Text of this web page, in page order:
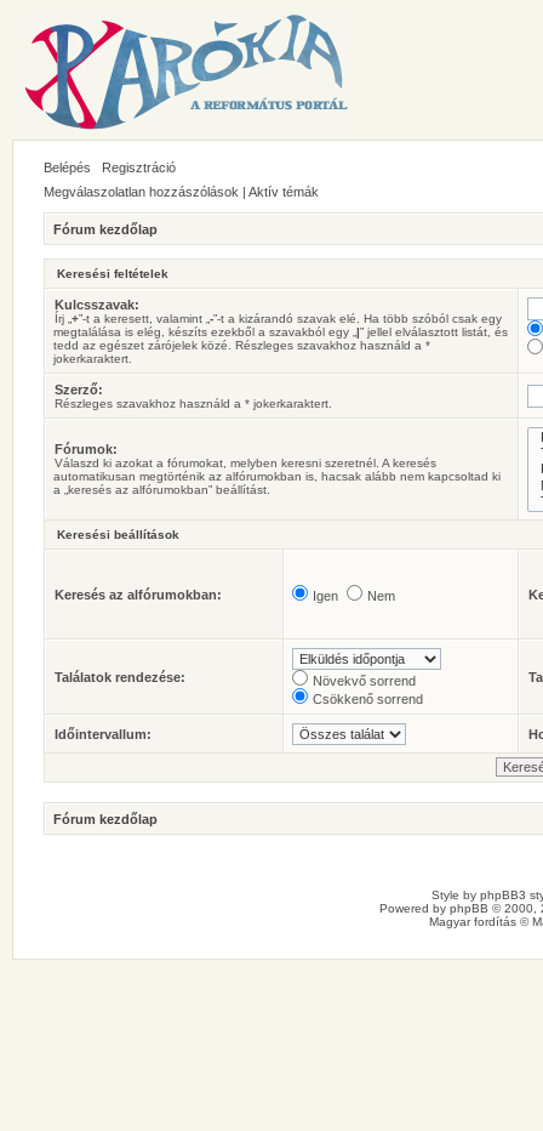
Belépés
Regisztráció
Megválaszolatlan hozzászólások | Aktív témák
Fórum kezdőlap
Keresési feltételek
Kulcsszavak:
Írj „ +”-t a keresett, valamint „ -”-t a kizárandó szavak elé. Ha több szóból csak egy
megtalálása is elég, készíts ezekből a szavakból egy „ |” jellel elválasztott listát, és
tedd az egészet zárójelek közé. Részleges szavakhoz használd a *
jokerkaraktert.
Szerző:
Részleges szavakhoz használd a * jokerkaraktert.
Fórumok:
Válaszd ki azokat a fórumokat, melyben keresni szeretnél. A keresés
automatikusan megtörténik az alfórumokban is, hacsak alább nem kapcsoltad ki
a „keresés az alfórumokban” beállítást.
Keresési beállítások
Keresés az alfórumokban: Igen Nem
Találatok rendezése:
Növekvő sorrend
Csökkenő sorrend
Időintervallum:
Fórum kezdőlap
Style by phpBB3
Powered by phpBB © 2000,
Magyar fordítás ©